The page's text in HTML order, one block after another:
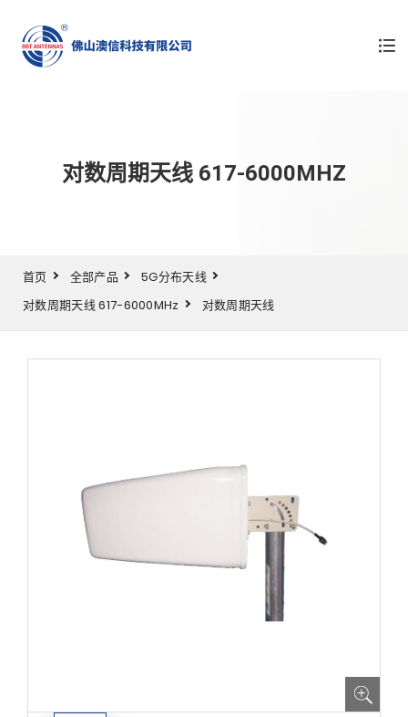
对数周期天线 617-6000MHZ
首页 全部产品
5G分布天线
对数周期天线 617-6000MHz
对数周期天线